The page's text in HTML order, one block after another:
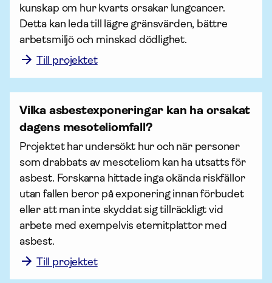
kunskap om hur kvarts orsakar lungcancer.
Detta kan leda till lägre gränsvärden, bättre
arbetsmiljö och minskad dödlighet.
Till projektet
Vilka asbestexponeringar kan ha orsakat
dagens mesoteliomfall?
Projektet har undersökt hur och när personer
som drabbats av mesoteliom kan ha utsatts för
asbest. Forskarna hittade inga okända riskfällor
utan fallen beror på exponering innan förbudet
eller att man inte skyddat sig tillräckligt vid
arbete med exempelvis eternitplattor med
asbest.
Till projektet